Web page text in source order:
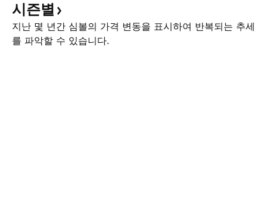
시즌별
지난 몇 년간 심볼의 가격 변동을 표시하여 반복되는 추세
를 파악할 수 있습니다.